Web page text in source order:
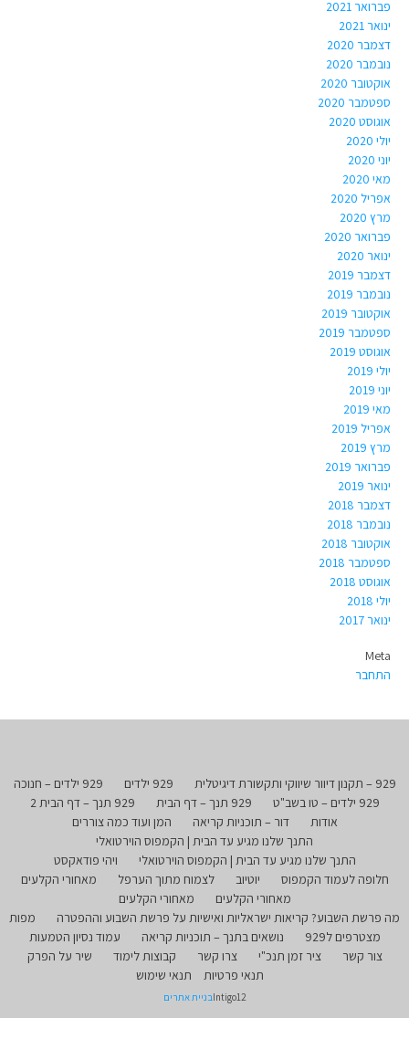
פברואר 2021
ינואר 2021
דצמבר 2020
נובמבר 2020
אוקטובר 2020
ספטמבר 2020
אוגוסט 2020
יולי 2020
יוני 2020
מאי 2020
אפריל 2020
מרץ 2020
פברואר 2020
ינואר 2020
דצמבר 2019
נובמבר 2019
אוקטובר 2019
ספטמבר 2019
אוגוסט 2019
יולי 2019
יוני 2019
מאי 2019
אפריל 2019
מרץ 2019
פברואר 2019
ינואר 2019
דצמבר 2018
נובמבר 2018
אוקטובר 2018
ספטמבר 2018
אוגוסט 2018
יולי 2018
ינואר 2017
Meta
התחבר
929 – תקנון דיוור שיווקי ותקשורת דיגיטלית 929 ילדים
929 ילדים – חנוכה
929 ילדים – טו בשב"ט
929 תנך – דף הבית
929 תנך – דף הבית 2
אודות
דור – תוכניות קריאה
המן ועוד כמה צוררים
התנך שלנו מגיע עד הבית | הקמפוס הוירטואלי
התנך שלנו מגיע עד הבית | הקמפוס הוירטואלי
ויהי פודאקסט
חלופה לעמוד הקמפוס
יוטיוב לצמוח מתוך הערפל
מאחורי הקלעים
מאחורי הקלעים
מאחורי הקלעים
מה פרשת השבוע? קריאות ישראליות ואישיות על פרשת השבוע וההפטרה
מפות
מצטרפים ל929
נושאים בתנך – תוכניות קריאה
עמוד נסיון הטמעות
צור קשר
ציר זמן תנכ"י צרו קשר קבוצות לימוד
שיר על הפרק
תנאי פרטיות
תנאי שימוש
Intigo12בניית אתרים